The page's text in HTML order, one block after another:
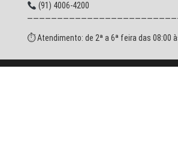
(91) 4006-4200
⏱ Atendimento: de 2ª a 6ª feira das 08:00